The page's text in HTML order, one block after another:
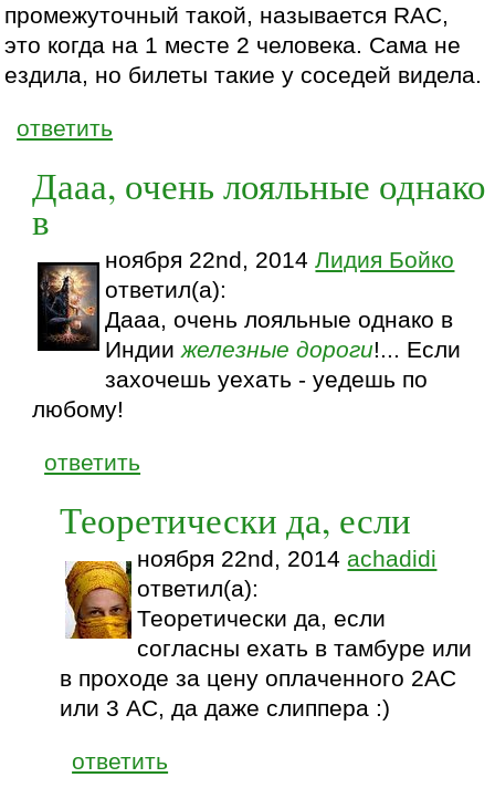
промежуточный такой, называется RAC,
это когда на 1 месте 2 человека. Сама не
ездила, но билеты такие у соседей видела.
ответить
Дааа, очень лояльные однако
в
ноября 22nd, 2014Лидия Бойко
ответил(а):
Дааа, очень лояльные однако в
Индиижелезные дороги!... Если
захочешь уехать - уедешь по
любому!
ответить
Теоретически да, если
ноября 22nd, 2014 achadidi
ответил(а):
Теоретически да, если
согласны ехать в тамбуре или
в проходе за цену оплаченного 2АС
или 3 АС, да даже слиппера :)
ответить